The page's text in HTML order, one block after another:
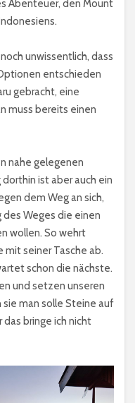
Abenteuer, den Mount
unwissentlich, dass
entschieden
gebracht, eine
muss bereits einen
nahe gelegenen
ist aber auch ein
dem Weg an sich,
Weges die einen
wollen. So wehrt
mit seiner Tasche ab.
schon die nächste.
und setzen unseren
man solle Steine auf
bringe ich nicht